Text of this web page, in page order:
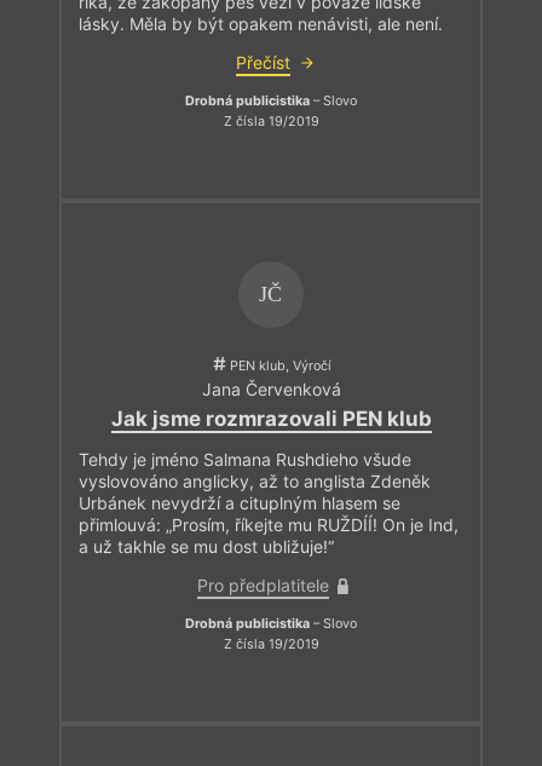
lásky. Měla by být opakem nenávisti, ale není.
Přečíst
Drobná publicistika – Slovo
Z čísla 19/2019
JČ
PEN klub, Výročí
Jana Červenková
Jak jsme rozmrazovali PEN klub
Tehdy je jméno Salmana Rushdieho všude
vyslovováno anglicky, až to anglista Zdeněk
Urbánek nevydrží a cituplným hlasem se
přimlouvá: „Prosím, říkejte mu RUŽDÍÍ! On je Ind,
a už takhle se mu dost ubližuje!“
Pro předplatitele
Drobná publicistika – Slovo
Z čísla 19/2019